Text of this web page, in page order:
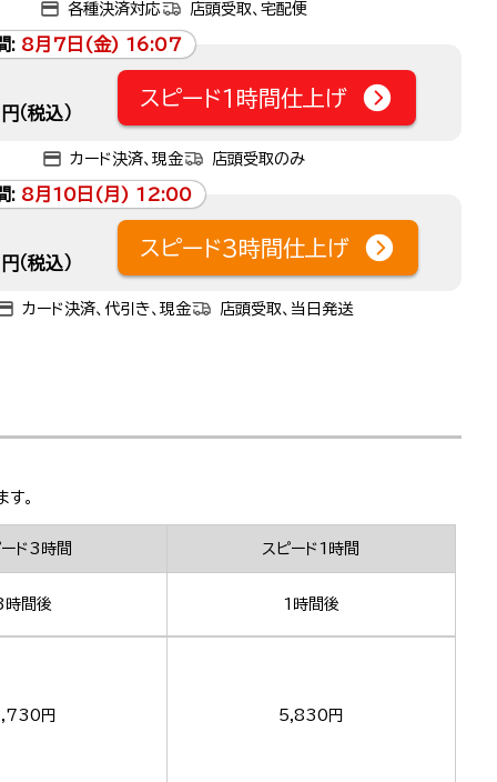
各種決済対応 店頭受取、宅配便
: 8月7日(金) 16:07
円（税込）
スピード1時間仕上げ
カード決済、現金 店頭受取のみ
: 8月10日(月) 12:00
円（税込）
スピード3時間仕上げ
カード決済、代引き、現金 店頭受取、当日発送
。
ド3時間 スピード1時間
間後 1時間後
円 5,830円